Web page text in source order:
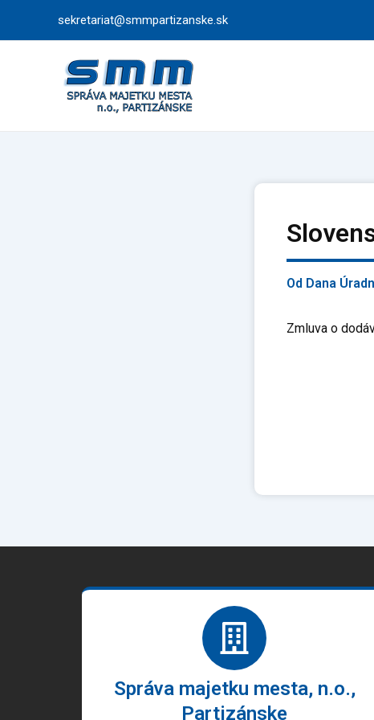
sekretariat@smmpartizanske.sk
Od Dana
Zmluva o
Správa majetku mesta, n.o.,
Partizánske